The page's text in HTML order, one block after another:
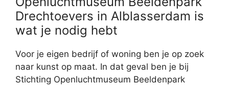
Drechtoevers in Alblasserdam is
wat je nodig hebt
Voor je eigen bedrijf of woning ben je op zoek
naar kunst op maat. In dat geval ben je bij
Stichting Openluchtmuseum Beeldenpark